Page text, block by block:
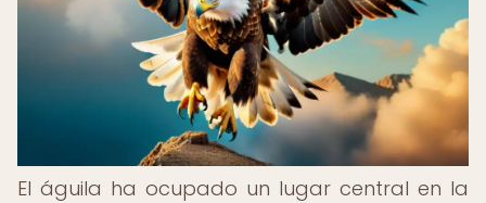
El águila ha ocupado un lugar central en la